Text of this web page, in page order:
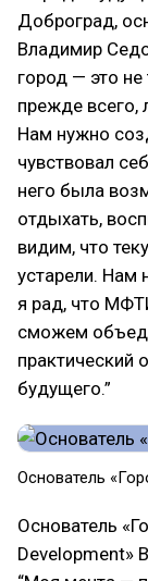
Доброград,
Владимир
город — это
прежде всего,
Нам нужно
чувствовал
него была
отдыхать,
видим, что
устарели.
я рад, что
сможем
практический
будущего.”
Основатель
Основатель
Development»